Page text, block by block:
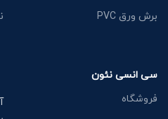
برش ورق PVC
سی انسی نئون
فروشگاه